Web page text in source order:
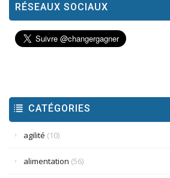
RÉSEAUX SOCIAUX
CATÉGORIES
agilité (10)
alimentation (56)